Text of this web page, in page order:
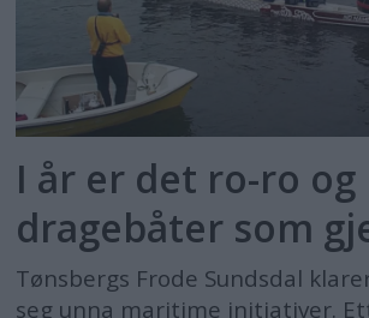
I år er det ro-ro og
dragebåter som
Tønsbergs Frode Sundsdal
seg unna maritime initiativer.